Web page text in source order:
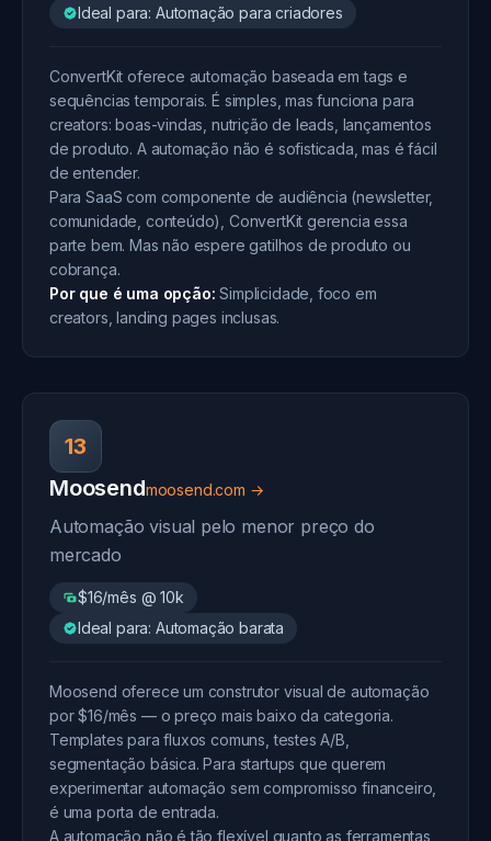
Ideal para: Automação para criadores
ConvertKit oferece automação baseada em tags e
sequências temporais. É simples, mas funciona para
creators: boas-vindas, nutrição de leads, lançamentos
de produto. A automação não é sofisticada, mas é fácil
de entender.
Para SaaS com componente de audiência (newsletter,
comunidade, conteúdo), ConvertKit gerencia essa
parte bem. Mas não espere gatilhos de produto ou
cobrança.
Por que é uma opção: Simplicidade, foco em
creators, landing pages inclusas.
13
Moosendmoosend.com →
Automação visual pelo menor preço do
mercado
$16/mês @ 10k
Ideal para: Automação barata
Moosend oferece um construtor visual de automação
por $16/mês — o preço mais baixo da categoria.
Templates para fluxos comuns, testes A/B,
segmentação básica. Para startups que querem
experimentar automação sem compromisso financeiro,
é uma porta de entrada.
A automação não é tão flexível quanto as ferramentas